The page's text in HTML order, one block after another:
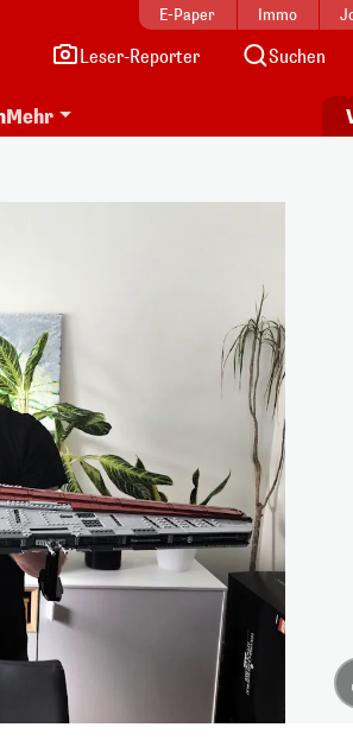
E-Paper Immo
Leser-Reporter Suchen
Mehr